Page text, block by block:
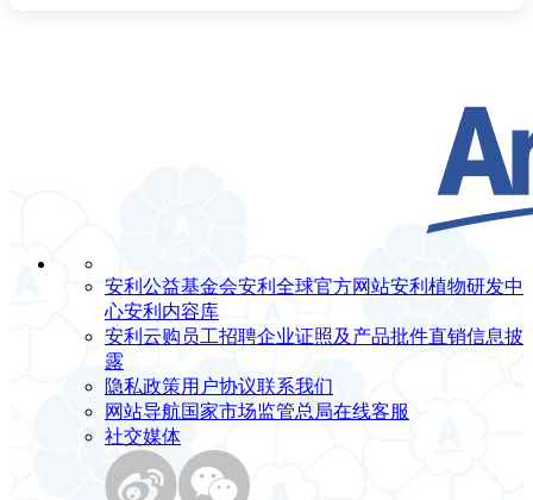
安利公益基金会安利全球官方网站安利植物研发中
心安利内容库
安利云购 员工招聘企业证照及产品批件直销信息披
露
隐私政策用户协议联系我们
网站导航国家市场监管总局在线客服
社交媒体